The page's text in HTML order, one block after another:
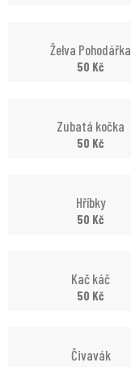
Želva Pohodářka
50 Kč
Zubatá kočka
50 Kč
Hříbky
50 Kč
Kač káč
50 Kč
Čivavák